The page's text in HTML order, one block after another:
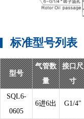
标准型号列表
型号
气管数
量
接口尺
寸
SQL6-
0605
6进6出 G1/4"